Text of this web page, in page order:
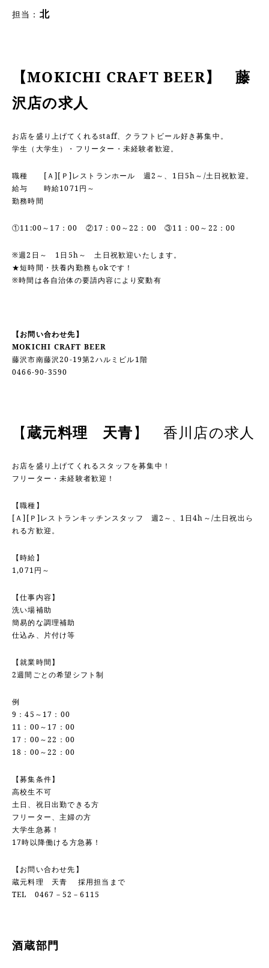
担当： 北
【MOKICHI CRAFT BEER】 藤
沢店の求人
お店を盛り上げてくれるstaff、クラフトビール好き募集中。
学生（大学生）・フリーター・未経験者歓迎。
職種 [Ａ][Ｐ]レストランホール 週2～、1日5h～/土日祝歓迎。
給与 時給1071円～
勤務時間
①11:00～17：00 ②17：00～22：00 ③11：00～22：00
※週2日～ 1日5h～ 土日祝歓迎いたします。
★短時間・扶養内勤務もokです！
※時間は各自治体の要請内容により変動有
【お問い合わせ先】
MOKICHI CRAFT BEER
藤沢市南藤沢20-19第2ハルミビル1階
0466-90-3590
【蔵元料理 天青】 香川店の求人
お店を盛り上げてくれるスタッフを募集中！
フリーター・未経験者歓迎！
【職種】
[Ａ][Ｐ]レストランキッチンスタッフ 週2～、1日4h～/土日祝出ら
れる方歓迎。
【時給】
1,071円～
【仕事内容】
洗い場補助
簡易的な調理補助
仕込み、片付け等
【就業時間】
2週間ごとの希望シフト制
例
9：45～17：00
11：00～17：00
17：00～22：00
18：00～22：00
【募集条件】
高校生不可
土日、祝日出勤できる方
フリーター、主婦の方
大学生急募！
17時以降働ける方急募！
【お問い合わせ先】
蔵元料理 天青 採用担当まで
TEL 0467－52－6115
酒蔵部門